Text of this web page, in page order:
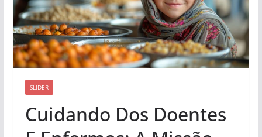
SLIDER
Cuidando Dos Doentes